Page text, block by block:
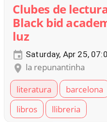
Clubes de
Black bid
luz
Saturday, Apr 25,
la repunantinha
literatura
barcelona
libros
llibreria